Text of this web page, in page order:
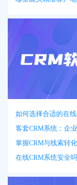
如何选择合适的在
客套CRM系统：企
掌握CRM与线索转
在线CRM系统安全